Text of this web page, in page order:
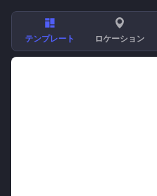
テンプレート ロケーション